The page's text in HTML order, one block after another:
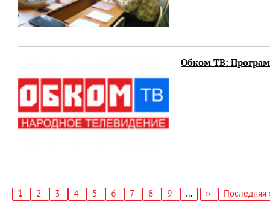
Обком ТВ:
Текущая
1 Страница
2 Страница
3 Страница
4 Страница
5 Страница
6 Страница
7 Страница
8 Страница
9 …
Следующая
››
Последняя
Последняя